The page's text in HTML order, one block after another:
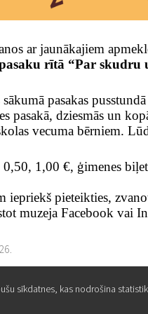
ar jaunākajiem
rītā “Par skudru
sākumā pasakas
pasakā, dziesmās un
vecuma bērniem.
0,50, 1,00 €, ģimenes
iepriekš pieteikties,
muzeja Facebook vai
sīkdatnes, kas nodrošina
sīkdatnes, kas nodrošina